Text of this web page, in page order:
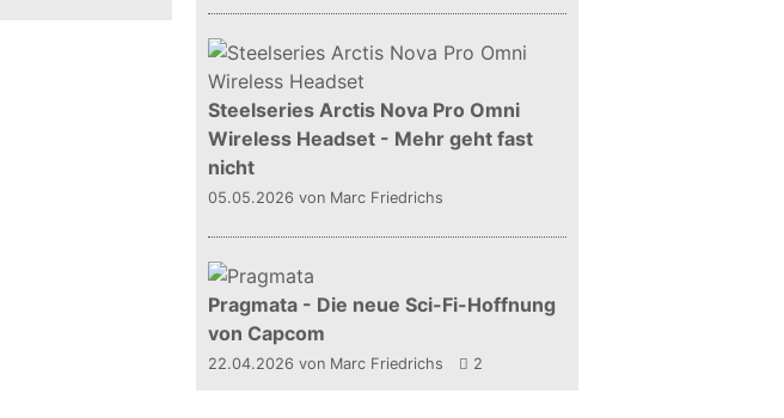
Steelseries Arctis Nova Pro Omni
Wireless Headset - Mehr geht fast
nicht
05.05.2026 von Marc Friedrichs
Pragmata - Die neue Sci-Fi-Hoffnung
von Capcom
22.04.2026 von Marc Friedrichs 2